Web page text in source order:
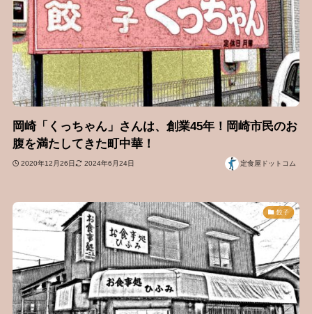
岡崎「くっちゃん」さんは、創業45年！岡崎市民のお
腹を満たしてきた町中華！
2020年12月26日 2024年6月24日 定食屋ドットコム
餃子